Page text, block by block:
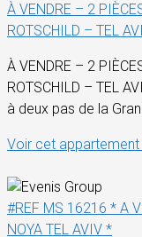
À VENDRE – 2
ROTSCHILD – TEL
À VENDRE – 2
ROTSCHILD – TEL
à deux pas de la
Voir cet appartement
#REF MS 16216 * A
NOYA TEL AVIV *